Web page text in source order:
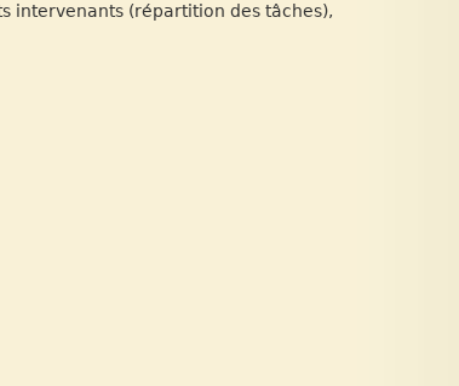
intervenants (répartition des tâches),